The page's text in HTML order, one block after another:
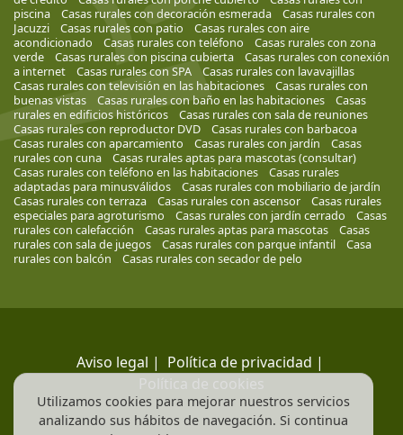
piscina
Casas rurales con decoración esmerada
Casas rurales con
Jacuzzi
Casas rurales con patio
Casas rurales con aire
acondicionado
Casas rurales con teléfono
Casas rurales con zona
verde
Casas rurales con piscina cubierta
Casas rurales con conexión
a internet
Casas rurales con SPA
Casas rurales con lavavajillas
Casas rurales con televisión en las habitaciones
Casas rurales con
buenas vistas
Casas rurales con baño en las habitaciones
Casas
rurales en edificios históricos
Casas rurales con sala de reuniones
Casas rurales con reproductor DVD
Casas rurales con barbacoa
Casas rurales con aparcamiento
Casas rurales con jardín
Casas
rurales con cuna
Casas rurales aptas para mascotas (consultar)
Casas rurales con teléfono en las habitaciones
Casas rurales
adaptadas para minusválidos
Casas rurales con mobiliario de jardín
Casas rurales con terraza
Casas rurales con ascensor
Casas rurales
especiales para agroturismo
Casas rurales con jardín cerrado
Casas
rurales con calefacción
Casas rurales aptas para mascotas
Casas
rurales con sala de juegos
Casas rurales con parque infantil
Casa
rurales con balcón
Casas rurales con secador de pelo
Aviso legal | Política de privacidad |
Política de cookies
Utilizamos cookies para mejorar nuestros servicios
analizando sus hábitos de navegación. Si continua